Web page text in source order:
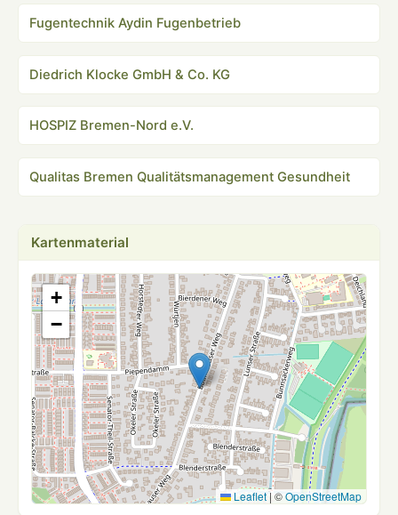
Fugentechnik Aydin Fugenbetrieb
Diedrich Klocke GmbH & Co. KG
HOSPIZ Bremen-Nord e.V.
Qualitas Bremen Qualitätsmanagement Gesundheit
Kartenmaterial
+
−
Leaflet|©OpenStreetMap